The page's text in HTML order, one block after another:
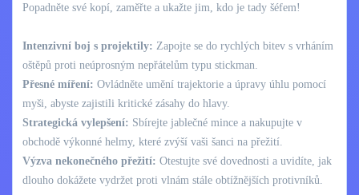
Popadněte své kopí, zaměřte a ukažte jim, kdo je tady šéfem!
Intenzivní boj s projektily: Zapojte se do rychlých bitev s vrháním
oštěpů proti neúprosným nepřátelům typu stickman.
Přesné míření: Ovládněte umění trajektorie a úpravy úhlu pomocí
myši, abyste zajistili kritické zásahy do hlavy.
Strategická vylepšení: Sbírejte jablečné mince a nakupujte v
obchodě výkonné helmy, které zvýší vaši šanci na přežití.
Výzva nekonečného přežití: Otestujte své dovednosti a uvidíte, jak
dlouho dokážete vydržet proti vlnám stále obtížnějších protivníků.